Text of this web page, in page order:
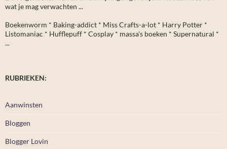
wat je mag verwachten ...
Boekenworm * Baking-addict * Miss Crafts-a-lot * Harry Potter *
Listomaniac * Hufflepuff * Cosplay * massa's boeken * Supernatural *
...
RUBRIEKEN:
Aanwinsten
Bloggen
Blogger Lovin